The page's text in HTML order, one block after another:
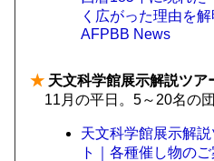
く広がった理由を
AFPBB News
★ 天文科学館展示解説ツア
11月の平日。5～20名の
天文科学館展示解
ト｜各種催し物の